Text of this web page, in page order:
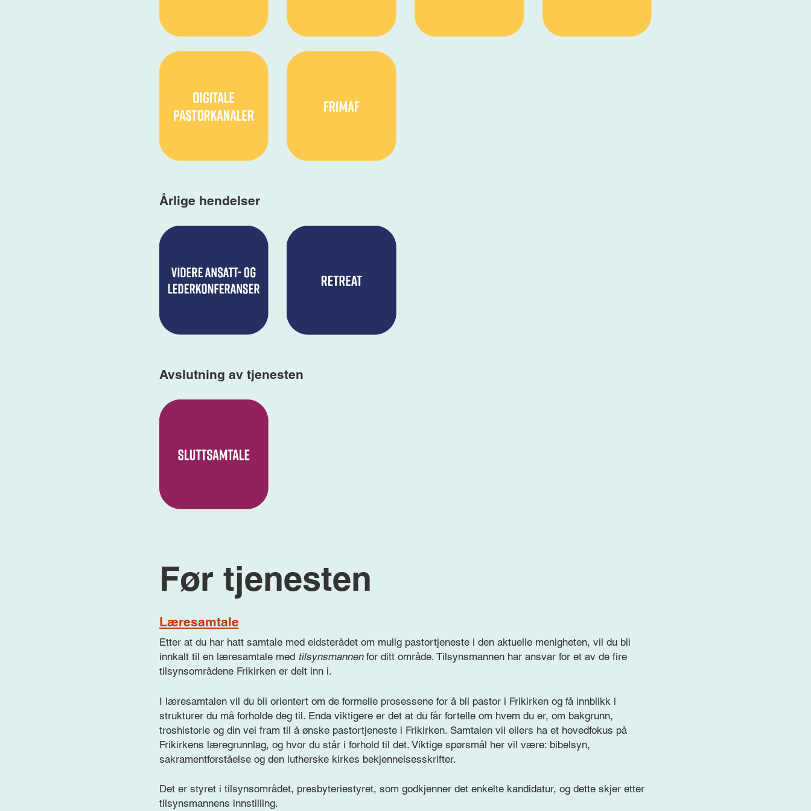
Årlige hendelser
Avslutning av tjenesten
Før tjenesten
Læresamtale
Etter at du har hatt samtale med eldsterådet om mulig pastortjeneste i den aktuelle menigheten, vil du bli
innkalt til en læresamtale med tilsynsmannenfor ditt område. Tilsynsmannen har ansvar for et av de fire
tilsynsområdene Frikirken er delt inn i.
I læresamtalen vil du bli orientert om de formelle prosessene for å bli pastor i Frikirken og få innblikk i
strukturer du må forholde deg til. Enda viktigere er det at du får fortelle om hvem du er, om bakgrunn,
troshistorie og din vei fram til å ønske pastortjeneste i Frikirken. Samtalen vil ellers ha et hovedfokus på
Frikirkens læregrunnlag, og hvor du står i forhold til det. Viktige spørsmål her vil være: bibelsyn,
sakramentforståelse og den lutherske kirkes bekjennelsesskrifter.
Det er styret i tilsynsområdet, presbyteriestyret, som godkjenner det enkelte kandidatur, og dette skjer etter
tilsynsmannens innstilling.